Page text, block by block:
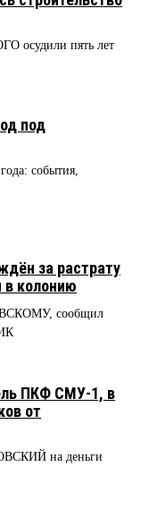
осудили пять лет
под
события,
за растрату
в колонию
сообщил
ПКФ СМУ-1, в
от
на деньги